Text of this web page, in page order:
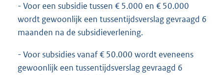
- Voor een subsidie tussen € 5.000 en € 50.000
wordt gewoonlijk een tussentijdsverslag gevraagd 6
maanden na de subsidieverlening.
- Voor subsidies vanaf € 50.000 wordt eveneens
gewoonlijk een tussentijdsverslag gevraagd 6